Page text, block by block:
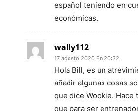
español teniendo en
económicas.
wally112
17 agosto 2020 En 20:32
Hola Bill, es un
añadir algunas cosas
que dice Wookie. Hace
que para ser